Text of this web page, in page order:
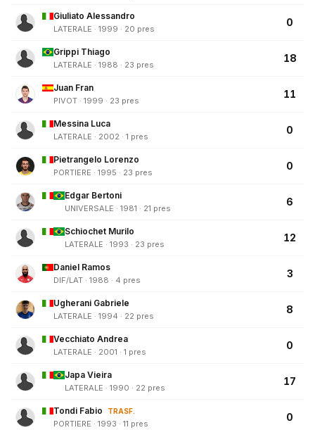
Giuliato Alessandro
LATERALE · 1999 · 20 pres
0
Grippi Thiago
LATERALE · 1988 · 23 pres
18
Juan Fran
PIVOT · 1999 · 23 pres
11
Messina Luca
LATERALE · 2002 · 1 pres
0
Pietrangelo Lorenzo
PORTIERE · 1995 · 23 pres
0
Edgar Bertoni
UNIVERSALE · 1981 · 21 pres
6
Schiochet Murilo
LATERALE · 1993 · 23 pres
12
Daniel Ramos
DIF/LAT · 1988 · 4 pres
3
Ugherani Gabriele
LATERALE · 1994 · 22 pres
8
Vecchiato Andrea
LATERALE · 2001 · 1 pres
0
Japa Vieira
LATERALE · 1990 · 22 pres
17
Tondi Fabio TRASF.
PORTIERE · 1993 · 11 pres
0